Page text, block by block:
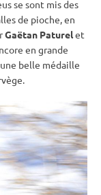
se sont mis des
de pioche, en
Gaëtan Paturelet
en grande
belle médaille